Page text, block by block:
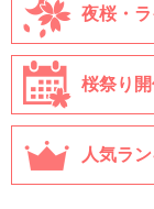
夜桜・
桜祭り
人気ラ